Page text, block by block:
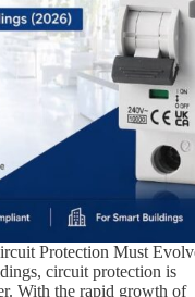
Protection Must
circuit protection is
With the rapid growth of